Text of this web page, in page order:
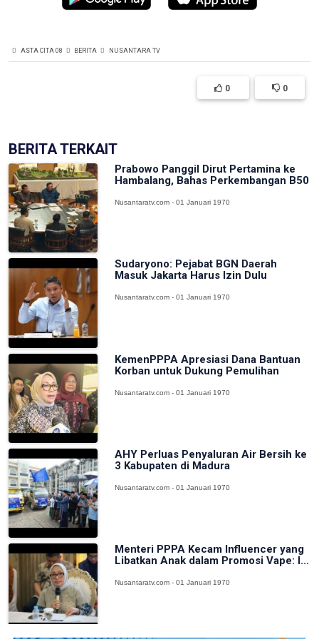
ASTA CITA 08 BERITA NUSANTARA TV
0 0
BERITA TERKAIT
Prabowo Panggil Dirut Pertamina ke
Hambalang, Bahas Perkembangan B50
Nusantaratv.com - 01 Januari 1970
Sudaryono: Pejabat BGN Daerah
Masuk Jakarta Harus Izin Dulu
Nusantaratv.com - 01 Januari 1970
KemenPPPA Apresiasi Dana Bantuan
Korban untuk Dukung Pemulihan
Nusantaratv.com - 01 Januari 1970
AHY Perluas Penyaluran Air Bersih ke
3 Kabupaten di Madura
Nusantaratv.com - 01 Januari 1970
Menteri PPPA Kecam Influencer yang
Libatkan Anak dalam Promosi Vape: I...
Nusantaratv.com - 01 Januari 1970